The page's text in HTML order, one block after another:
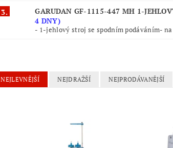
3. GARUDAN GF-1115-447 MH 1-
4 DNY)
- 1-jehlový stroj se spodním podáváním-
NEJLEVNĚJŠÍ NEJDRAŽŠÍ NEJPRODÁVANĚJŠÍ